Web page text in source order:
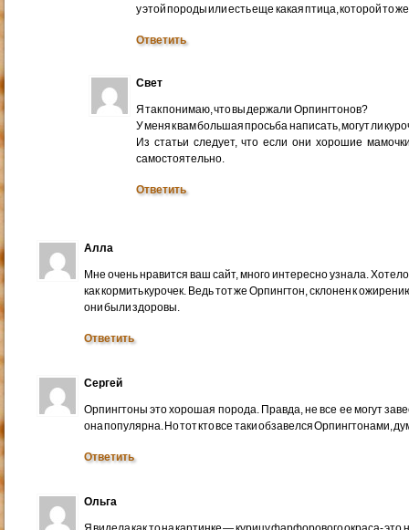
у этой породы или есть еще какая птица, которой то
Ответить
Свет
Я так понимаю, что вы держали Орпингтонов?
У меня к вам большая просьба написать, могут ли
Из статьи следует, что если они хорошие
самостоятельно.
Ответить
Алла
Мне очень нравится ваш сайт, много интересно узнала.
как кормить курочек. Ведь тот же Орпингтон, склонен к
они были здоровы.
Ответить
Сергей
Орпингтоны это хорошая порода. Правда, не все ее могут
она популярна. Но тот кто все таки обзавелся Орпингтонами,
Ответить
Ольга